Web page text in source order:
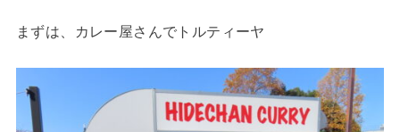
まずは、カレー屋さんでトルティーヤ